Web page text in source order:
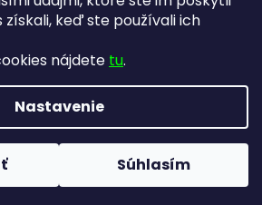
keď ste používali ich
nájdete tu.
Nastavenie
Súhlasím
Aurum na Heureka.sk
Žatecký, s.r.o.. Všetky práva
Upraviť nastavenie cookies